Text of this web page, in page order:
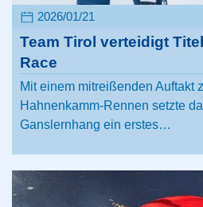
2026/01/21
Team Tirol verteidigt
Race
Mit einem mitreißenden Auftakt
Hahnenkamm-Rennen setzte
Ganslernhang ein erstes…